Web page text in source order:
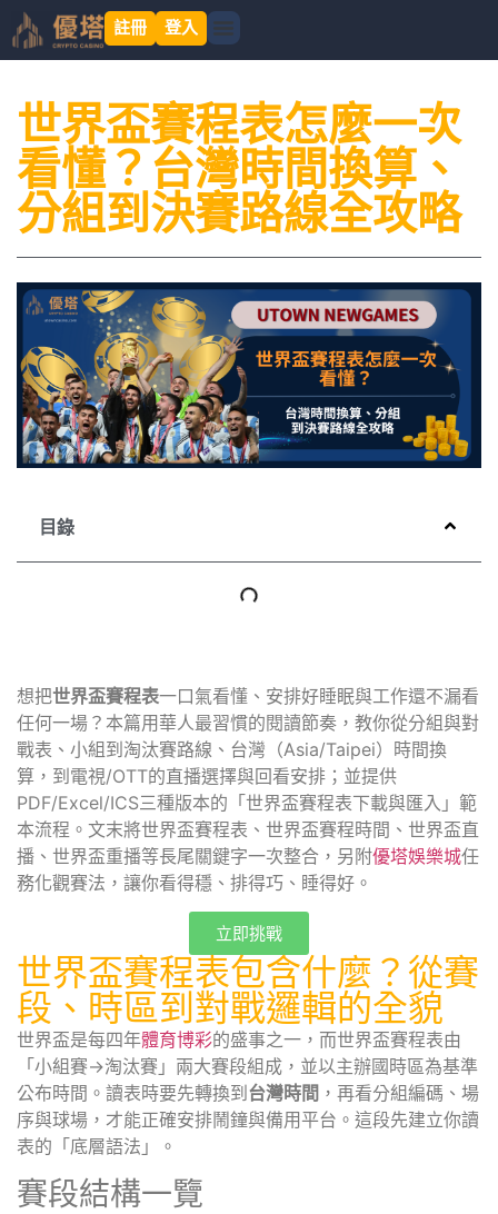
註冊 登入
世界盃賽程表怎麼一次
看懂？台灣時間換算、
分組到決賽路線全攻略
目錄
想把世界盃賽程表一口氣看懂、安排好睡眠與工作還不漏看
任何一場？本篇用華人最習慣的閱讀節奏，教你從分組與對
戰表、小組到淘汰賽路線、台灣（Asia/Taipei）時間換
算，到電視/OTT的直播選擇與回看安排；並提供
PDF/Excel/ICS三種版本的「世界盃賽程表下載與匯入」範
本流程。文末將世界盃賽程表、世界盃賽程時間、世界盃直
播、世界盃重播等長尾關鍵字一次整合，另附優塔娛樂城任
務化觀賽法，讓你看得穩、排得巧、睡得好。
立即挑戰
世界盃賽程表包含什麼？從賽
段、時區到對戰邏輯的全貌
世界盃是每四年體育博彩的盛事之一，而世界盃賽程表由
「小組賽→淘汰賽」兩大賽段組成，並以主辦國時區為基準
公布時間。讀表時要先轉換到 台灣時間 ，再看分組編碼、場
序與球場，才能正確安排鬧鐘與備用平台。這段先建立你讀
表的「底層語法」。
賽段結構一覽